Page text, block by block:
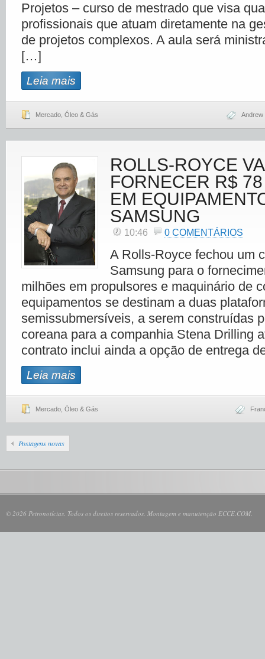
Projetos – curso de mestrado que visa
profissionais que atuam diretamente na
de projetos complexos. A aula será
[…]
Leia mais
Mercado Óleo & Gás Andrew
ROLLS-ROYCE
FORNECER R$
EM
SAMSUNG
10:46 0 COMENTÁRIOS
A Rolls-Royce fechou um
Samsung para o
milhões em propulsores e maquinário de
equipamentos se destinam a duas
semissubmersíveis, a serem construídas
coreana para a companhia Stena Drilling
contrato inclui ainda a opção de entrega
Leia mais
Mercado Óleo & Gás
Postagens novas
© 2026 Petronotícias. Todos os direitos reservados. Montagem e manutenção ECCE.COM.